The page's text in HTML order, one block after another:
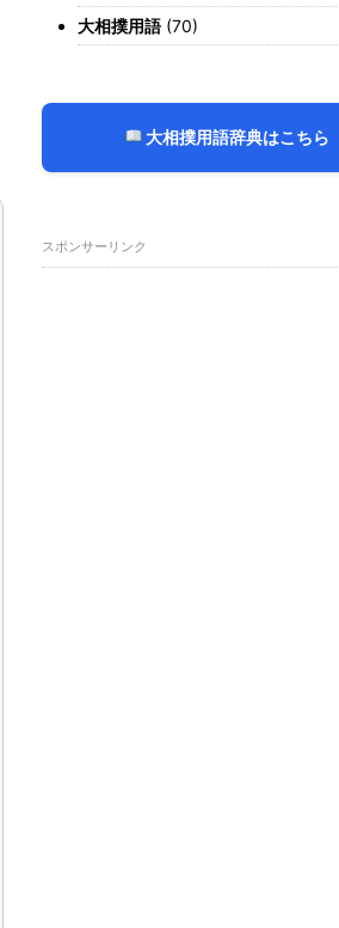
大相撲用語 (70)
大相撲用語辞典はこちら
スポンサーリンク